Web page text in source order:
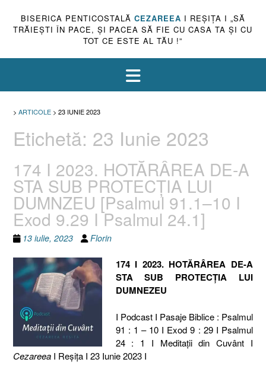
BISERICA PENTICOSTALĂ CEZAREEA I REŞIŢA I „SĂ
TRĂIEŞTI ÎN PACE, ŞI PACEA SĂ FIE CU CASA TA ŞI CU
TOT CE ESTE AL TĂU !”
> ARTICOLE > 23 IUNIE 2023
Etichetă: 23 Iunie 2023
174 I 2023. HOTĂRÂREA DE-A
STA SUB PROTECȚIA LUI
DUMNZEU [Psalmul 91.1–10 I
Exod 9.29 I Psalmul 24.1]
13 iulie, 2023 Florin
174 I 2023. HOTĂRÂREA DE-A
STA SUB PROTECȚIA LUI
DUMNEZEU
I Podcast I Pasaje Biblice : Psalmul
91 : 1 – 10 I Exod 9 : 29 I Psalmul
24 : 1 I Meditaţii din Cuvânt I
Cezareea I Reşiţa I 23 Iunie 2023 I